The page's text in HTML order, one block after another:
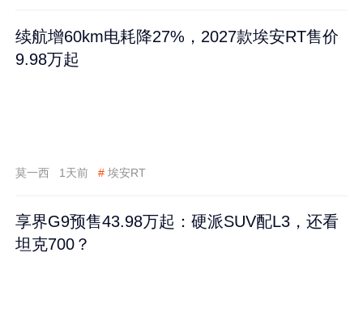
续航增60km电耗降27%，2027款埃安RT售价
9.98万起
莫一西 1天前 # 埃安RT
享界G9预售43.98万起：硬派SUV配L3，还看
坦克700？